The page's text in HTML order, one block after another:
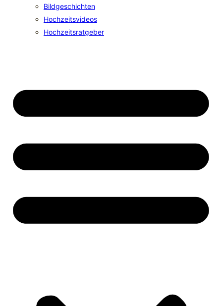
Bildgeschichten
Hochzeitsvideos
Hochzeitsratgeber